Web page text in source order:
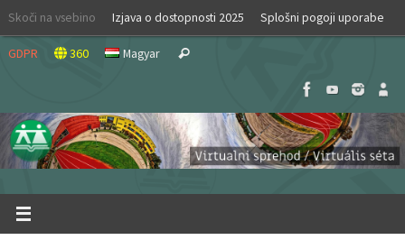
Skip
content
Skoči na vsebino Izjava o dostopnosti 2025 Splošni pogoji uporabe
GDPR 360 Magyar Search